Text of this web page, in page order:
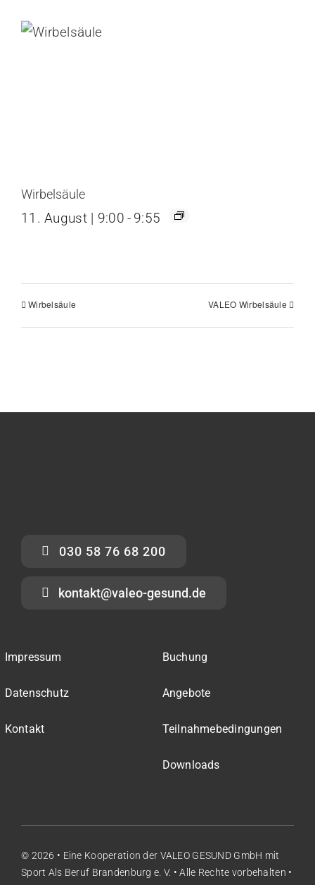
Wirbelsäule
11. August | 9:00 - 9:55
Wirbelsäule VALEO Wirbelsäule
030 58 76 68 200
kontakt@valeo-gesund.de
Impressum
Datenschutz
Kontakt
Buchung
Angebote
Teilnahmebedingungen
Downloads
© 2026 • Eine Kooperation der VALEO GESUND GmbH mit
Sport Als Beruf Brandenburg e. V. • Alle Rechte vorbehalten •